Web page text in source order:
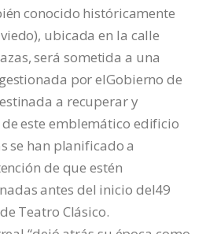
conocido históricamente
ubicada en la calle
será sometida a una
por elGobierno de
a recuperar y
este emblemático edificio
se han planificado a
de que estén
antes del inicio del49
Teatro Clásico.